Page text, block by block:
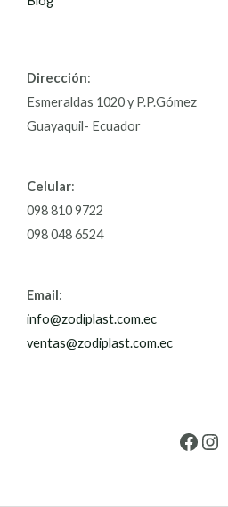
Dirección:
Esmeraldas 1020 y P.P.Gómez
Guayaquil- Ecuador
Celular:
098 810 9722
098 048 6524
Email:
info@zodiplast.com.ec
ventas@zodiplast.com.ec